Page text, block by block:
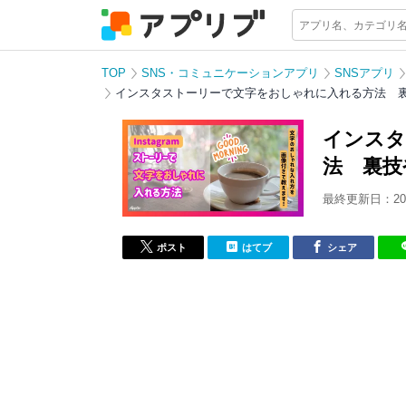
TOP SNS・コミュニケーションアプリ
SNSアプリ
インスタストーリーで文字をおしゃれに入れる方法
インス
法 裏技
最終更新日：
ポスト はてブ シェア